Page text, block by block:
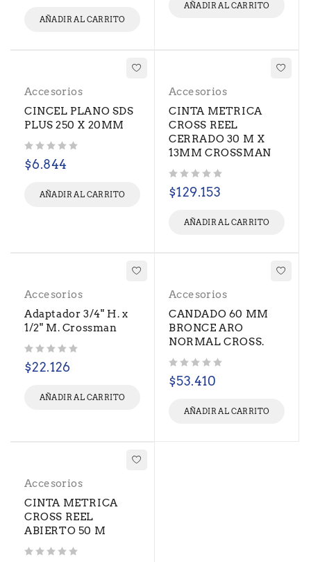
AÑADIR AL CARRITO
AÑADIR AL CARRITO
Accesorios
CINCEL PLANO SDS
PLUS 250 X 20MM
$6.844
AÑADIR AL CARRITO
Accesorios
CINTA METRICA
CROSS REEL
CERRADO 30 M X
13MM CROSSMAN
$129.153
AÑADIR AL CARRITO
Accesorios
Adaptador 3/4" H. x
1/2" M. Crossman
$22.126
AÑADIR AL CARRITO
Accesorios
CANDADO 60 MM
BRONCE ARO
NORMAL CROSS.
$53.410
AÑADIR AL CARRITO
Accesorios
CINTA METRICA
CROSS REEL
ABIERTO 50 M